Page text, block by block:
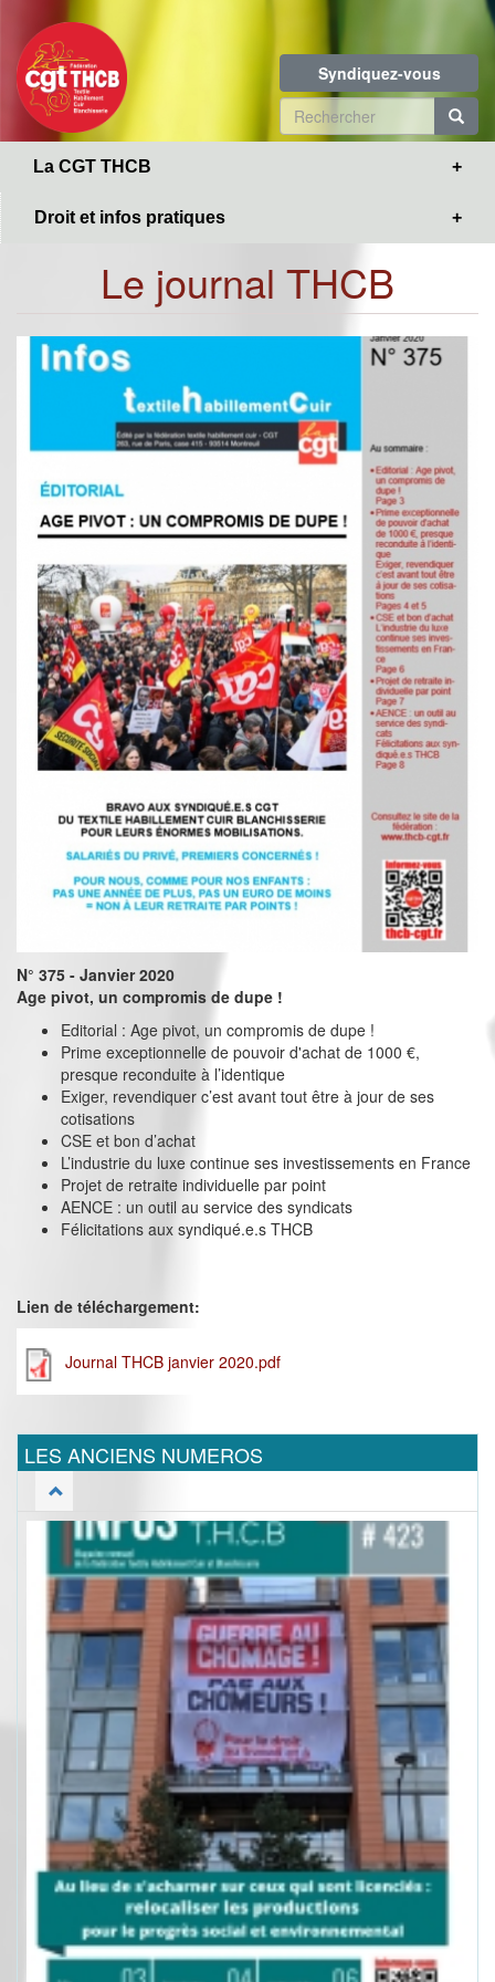
contenu
principal
Syndiquez-vous
Formulaire
de
La CGT THCB
Droit et infos pratiques
Le journal THCB
N° 375 - Janvier 2020
Age pivot, un compromis de dupe !
Editorial : Age pivot, un compromis de dupe !
Prime exceptionnelle de pouvoir d'achat de 1000 €,
presque reconduite à l’identique
Exiger, revendiquer c’est avant tout être à jour de ses
cotisations
CSE et bon d’achat
L’industrie du luxe continue ses investissements en France
Projet de retraite individuelle par point
AENCE : un outil au service des syndicats
Félicitations aux syndiqué.e.s THCB
Lien de téléchargement:
Journal THCB janvier 2020.pdf
LES ANCIENS NUMEROS